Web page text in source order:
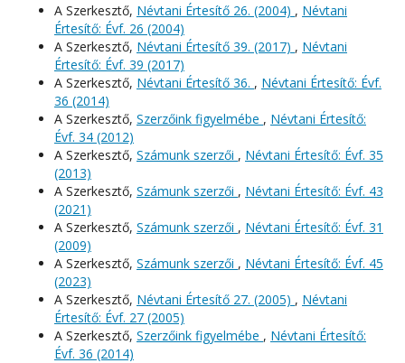
A Szerkesztő, Névtani Értesítő 26. (2004) , Névtani
Értesítő: Évf. 26 (2004)
A Szerkesztő, Névtani Értesítő 39. (2017) , Névtani
Értesítő: Évf. 39 (2017)
A Szerkesztő, Névtani Értesítő 36. , Névtani Értesítő: Évf.
36 (2014)
A Szerkesztő, Szerzőink figyelmébe , Névtani Értesítő:
Évf. 34 (2012)
A Szerkesztő, Számunk szerzői , Névtani Értesítő: Évf. 35
(2013)
A Szerkesztő, Számunk szerzői , Névtani Értesítő: Évf. 43
(2021)
A Szerkesztő, Számunk szerzői , Névtani Értesítő: Évf. 31
(2009)
A Szerkesztő, Számunk szerzői , Névtani Értesítő: Évf. 45
(2023)
A Szerkesztő, Névtani Értesítő 27. (2005) , Névtani
Értesítő: Évf. 27 (2005)
A Szerkesztő, Szerzőink figyelmébe , Névtani Értesítő:
Évf. 36 (2014)